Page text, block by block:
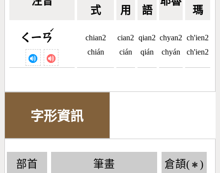
式 用 語 瑪
ㄑㄧㄢ
ˊ
chian2
chián
cian2
cián
qian2
qián
chyan2
chyán
ch'ien2
ch'ien2
字形資訊
部首 筆畫 倉頡( ✱ )